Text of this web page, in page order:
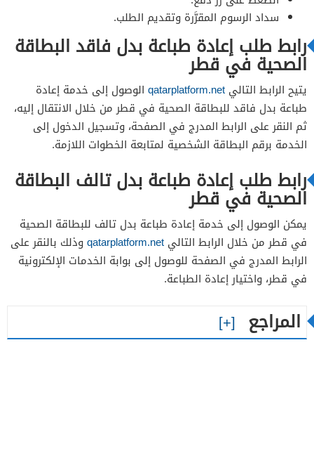
سداد الرسوم المقرَّرة وتقديم الطلب.
رابط طلب إعادة طباعة بدل فاقد البطاقة
الصحية في قطر
يتيح الرابط التالي qatarplatform.net الوصول إلى خدمة إعادة
طباعة بدل فاقد للبطاقة الصحية في قطر من خلال الانتقال إليه،
ثم النقر على الرابط المدرج في الصفحة، وتسجيل الدخول إلى
الخدمة برقم البطاقة الشخصية لمتابعة الخطوات اللازمة.
رابط طلب إعادة طباعة بدل تالف البطاقة
الصحية في قطر
يمكن الوصول إلى خدمة إعادة طباعة بدل تالف للبطاقة الصحية
في قطر من خلال الرابط التالي qatarplatform.netوذلك بالنقر على
الرابط المدرج في الصفحة للوصول إلى بوابة الخدمات الإلكترونية
في قطر، واختيار إعادة الطباعة.
المراجع